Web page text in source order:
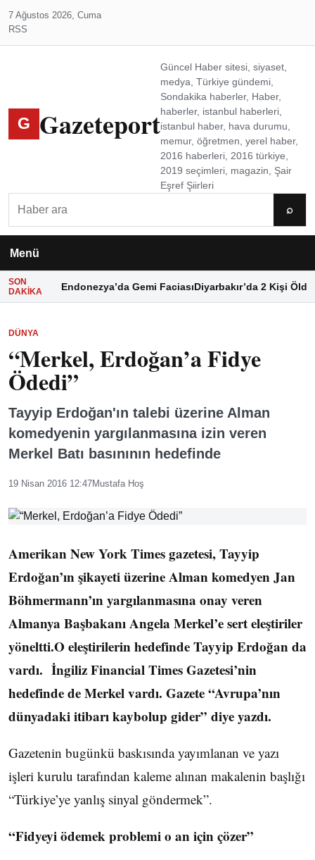
7 Ağustos 2026, Cuma
RSS
G Gazeteport
Güncel Haber sitesi, siyaset,
medya, Türkiye gündemi,
Sondakika haberler, Haber,
haberler, istanbul haberleri,
istanbul haber, hava durumu,
memur, öğretmen, yerel haber,
2016 haberleri, 2016 türkiye,
2019 seçimleri, magazin, Şair
Eşref Şiirleri
⌕
Menü
SON
DAKIKA
Endonezya’da Gemi FaciasıDiyarbakır’da 2 Kişi Öldü
DÜNYA
“Merkel, Erdoğan’a Fidye
Ödedi”
Tayyip Erdoğan'ın talebi üzerine Alman
komedyenin yargılanmasına izin veren
Merkel Batı basınının hedefinde
19 Nisan 2016 12:47Mustafa Hoş
Amerikan New York Times gazetesi, Tayyip
Erdoğan’ın şikayeti üzerine Alman komedyen Jan
Böhmermann’ın yargılanmasına onay veren
Almanya Başbakanı Angela Merkel’e sert eleştiriler
yöneltti.O eleştirilerin hedefinde Tayyip Erdoğan da
vardı. İngiliz Financial Times Gazetesi’nin
hedefinde de Merkel vardı. Gazete “Avrupa’nın
dünyadaki itibarı kaybolup gider” diye yazdı.
Gazetenin bugünkü baskısında yayımlanan ve yazı
işleri kurulu tarafından kaleme alınan makalenin başlığı
“Türkiye’ye yanlış sinyal göndermek”.
“Fidyeyi ödemek problemi o an için çözer”